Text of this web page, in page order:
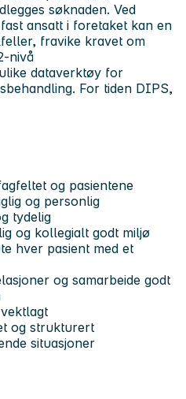
søknaden. Ved
ansatt i foretaket kan en
fravike kravet om
nivå
dataverktøy for
For tiden DIPS,
og pasientene
og personlig
tydelig
og kollegialt godt miljø
hver pasient med et
og samarbeide godt
og strukturert
situasjoner